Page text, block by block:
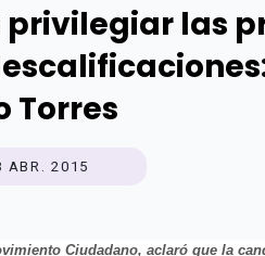
privilegiar las
Torres
ABR. 2015
Ciudadano, aclaró que la